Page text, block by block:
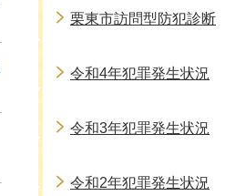
栗東市訪問型防犯診断
令和4年犯罪発生状況
令和3年犯罪発生状況
令和2年犯罪発生状況